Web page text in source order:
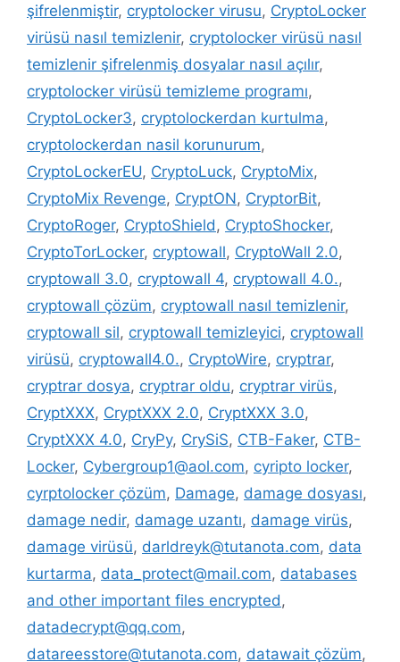
şifrelenmiştir, cryptolocker virusu, CryptoLocker
virüsü nasıl temizlenir, cryptolocker virüsü nasıl
temizlenir şifrelenmiş dosyalar nasıl açılır,
cryptolocker virüsü temizleme programı,
CryptoLocker3, cryptolockerdan kurtulma,
cryptolockerdan nasil korunurum,
CryptoLockerEU, CryptoLuck, CryptoMix,
CryptoMix Revenge, CryptON, CryptorBit,
CryptoRoger, CryptoShield, CryptoShocker,
CryptoTorLocker, cryptowall, CryptoWall 2.0,
cryptowall 3.0, cryptowall 4, cryptowall 4.0.,
cryptowall çözüm, cryptowall nasıl temizlenir,
cryptowall sil, cryptowall temizleyici, cryptowall
virüsü, cryptowall4.0., CryptoWire, cryptrar,
cryptrar dosya, cryptrar oldu, cryptrar virüs,
CryptXXX, CryptXXX 2.0, CryptXXX 3.0,
CryptXXX 4.0, CryPy, CrySiS, CTB-Faker, CTB-
Locker, Cybergroup1@aol.com, cyripto locker,
cyrptolocker çözüm, Damage, damage dosyası,
damage nedir, damage uzantı, damage virüs,
damage virüsü, darldreyk@tutanota.com, data
kurtarma, data_protect@mail.com, databases
and other important files encrypted,
datadecrypt@qq.com,
datareesstore@tutanota.com, datawait çözüm,